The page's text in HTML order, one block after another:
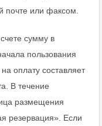
почте или факсом.
сумму в
пользования
оплату составляет
В течение
размещения
резервация». Если